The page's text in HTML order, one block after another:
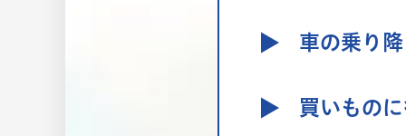
車の乗り
買いもの